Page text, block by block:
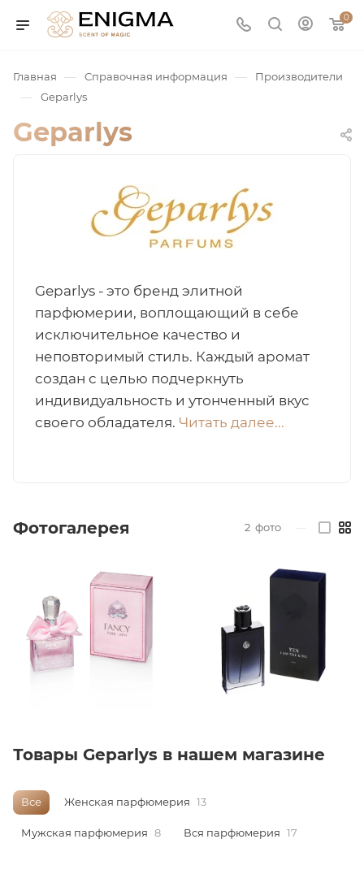
0
/ Нишевая
сертификат
Главная — Справочная информация — Производители
— Geparlys
Geparlys
Geparlys - это бренд элитной
парфюмерии, воплощающий в себе
исключительное качество и
неповторимый стиль. Каждый аромат
создан с целью подчеркнуть
индивидуальность и утонченный вкус
своего обладателя. Читать далее...
Фотогалерея 2 фото
Товары Geparlys в нашем магазине
Все Женская парфюмерия 13
Мужская парфюмерия 8 Вся парфюмерия 17